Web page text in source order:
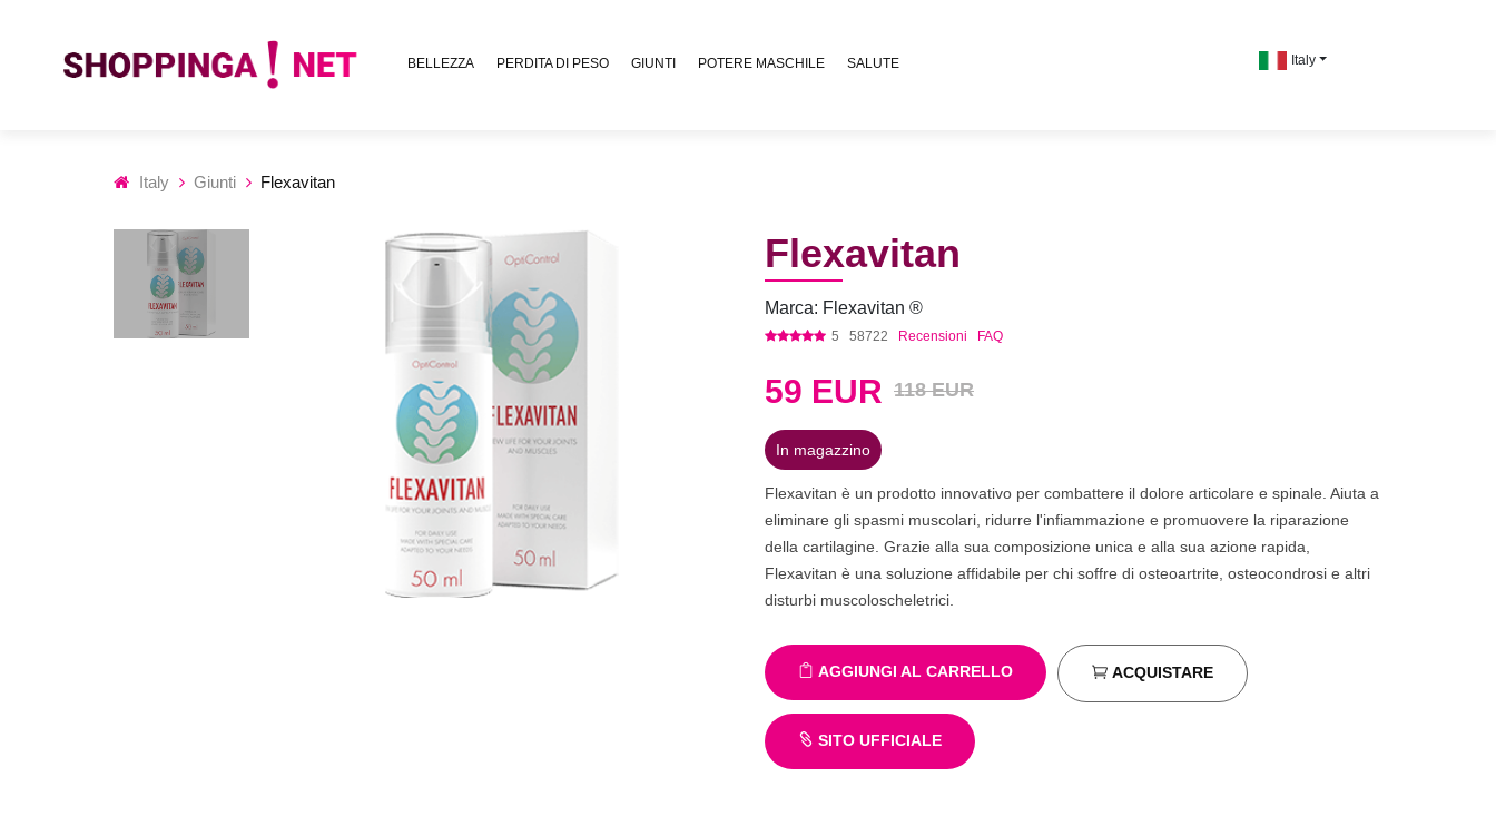
BELLEZZA PERDITA DI PESO GIUNTI POTERE MASCHILE SALUTE Italy
Italy Giunti Flexavitan
Flexavitan
Marca: Flexavitan ®
5 58722 Recensioni FAQ
59 EUR 118 EUR
In magazzino
Flexavitan è un prodotto innovativo per combattere il dolore articolare e spinale. Aiuta a
eliminare gli spasmi muscolari, ridurre l'infiammazione e promuovere la riparazione
della cartilagine. Grazie alla sua composizione unica e alla sua azione rapida,
Flexavitan è una soluzione affidabile per chi soffre di osteoartrite, osteocondrosi e altri
disturbi muscoloscheletrici.
AGGIUNGI AL CARRELLO ACQUISTARE
SITO UFFICIALE